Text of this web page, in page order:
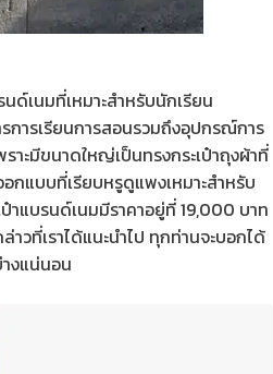
ด์เนมที่เหมาะสำหรับนักเรียน
การเรียนการสอนรวมถึงอุปกรณ์การ
าะมีขนาดใหญ่เป็นทรงกระเป๋าถุงผ้าที่
กแบบที่เรียบหรูดูแพงเหมาะสำหรับ
าแบรนด์เนมมีราคาอยู่ที่ 19,000 บาท
วที่เราได้แนะนำไป ทุกท่านจะบอกได้
างแน่นอน